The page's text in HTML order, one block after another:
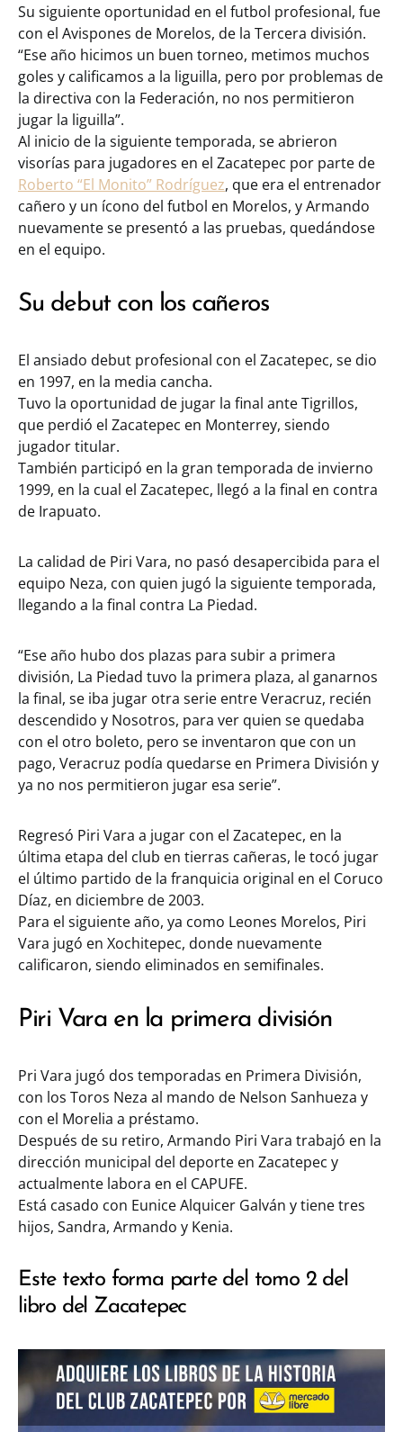
Su siguiente oportunidad en el futbol profesional, fue
con el Avispones de Morelos, de la Tercera división.
“Ese año hicimos un buen torneo, metimos muchos
goles y calificamos a la liguilla, pero por problemas de
la directiva con la Federación, no nos permitieron
jugar la liguilla”.
Al inicio de la siguiente temporada, se abrieron
visorías para jugadores en el Zacatepec por parte de
Roberto “El Monito” Rodríguez, que era el entrenador
cañero y un ícono del futbol en Morelos, y Armando
nuevamente se presentó a las pruebas, quedándose
en el equipo.
Su debut con los cañeros
El ansiado debut profesional con el Zacatepec, se dio
en 1997, en la media cancha.
Tuvo la oportunidad de jugar la final ante Tigrillos,
que perdió el Zacatepec en Monterrey, siendo
jugador titular.
También participó en la gran temporada de invierno
1999, en la cual el Zacatepec, llegó a la final en contra
de Irapuato.
La calidad de Piri Vara, no pasó desapercibida para el
equipo Neza, con quien jugó la siguiente temporada,
llegando a la final contra La Piedad.
“Ese año hubo dos plazas para subir a primera
división, La Piedad tuvo la primera plaza, al ganarnos
la final, se iba jugar otra serie entre Veracruz, recién
descendido y Nosotros, para ver quien se quedaba
con el otro boleto, pero se inventaron que con un
pago, Veracruz podía quedarse en Primera División y
ya no nos permitieron jugar esa serie”.
Regresó Piri Vara a jugar con el Zacatepec, en la
última etapa del club en tierras cañeras, le tocó jugar
el último partido de la franquicia original en el Coruco
Díaz, en diciembre de 2003.
Para el siguiente año, ya como Leones Morelos, Piri
Vara jugó en Xochitepec, donde nuevamente
calificaron, siendo eliminados en semifinales.
Piri Vara en la primera división
Pri Vara jugó dos temporadas en Primera División,
con los Toros Neza al mando de Nelson Sanhueza y
con el Morelia a préstamo.
Después de su retiro, Armando Piri Vara trabajó en la
dirección municipal del deporte en Zacatepec y
actualmente labora en el CAPUFE.
Está casado con Eunice Alquicer Galván y tiene tres
hijos, Sandra, Armando y Kenia.
Este texto forma parte del tomo 2 del
libro del Zacatepec